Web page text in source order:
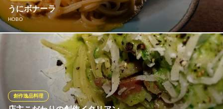
イタリア料理店 LiBERO
本格イタリアン×個室
広電本線銀山町駅 徒歩2分
広島県広島市中区幟町10-14 1F
うにボナーラ
HOBO
新鮮な国産の雲丹と、自家製の和風だしとこだわり卵の濃厚なハ
ーモニーをお楽しみください♪
※こちらは夜のみのこだわりです。
HOBO
隠れ家風ダイニングバー
創作逸品料理